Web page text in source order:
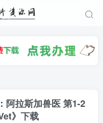
阿拉斯加兽医 第1-2
》下载